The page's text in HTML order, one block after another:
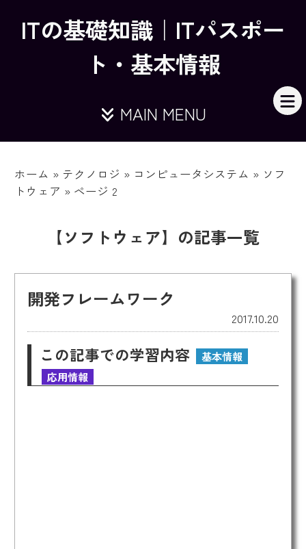
ITの基礎知識｜ITパスポー
ト・基本情報
MAIN MENU
ホーム » テクノロジ » コンピュータシステム » ソフ
トウェア »ページ 2
【ソフトウェア】の記事一覧
開発フレームワーク
2017.10.20
この記事での学習内容
基本情報
応用情報